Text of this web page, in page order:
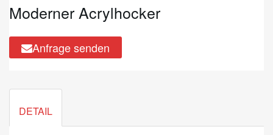
Moderner Acrylhocker
Anfrage senden
DETAIL